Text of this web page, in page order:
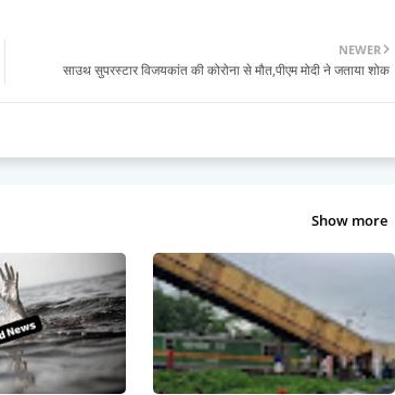
NEWER
साउथ सुपरस्टार विजयकांत की कोरोना से मौत,पीएम मोदी ने जताया शोक
Show more